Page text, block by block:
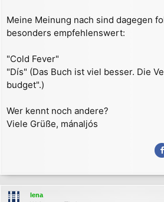
Meine Meinung nach sind dagegen
besonders empfehlenswert:
"Cold Fever"
"Dís" (Das Buch ist viel besser. Die
budget".)
Wer kennt noch andere?
Viele Grüße, mánaljós
lena